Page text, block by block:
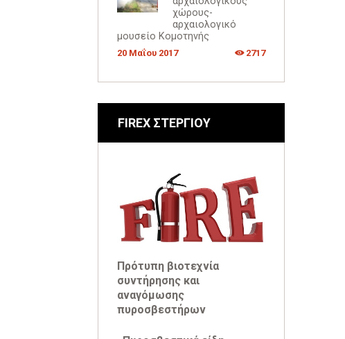
χώρους-
αρχαιολογικό
μουσείο Κομοτηνής
20 Μαΐου 2017 2717
FIREX ΣΤΕΡΓΙΟΥ
Πρότυπη βιοτεχνία
συντήρησης και
αναγόμωσης
πυροσβεστήρων